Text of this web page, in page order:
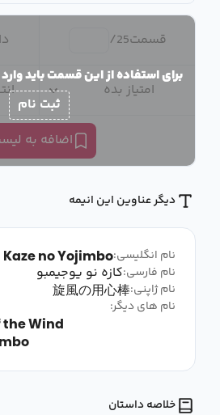
قسمت25
/
امتیاز بده
اضافه به
برای استفاده از این قسمت باید
ثبت نام
دیگر عناوین این انیمه
نام انگلیسی:Kaze no Yojimbo
نام فارسی:کازه نو یوجیمبو
نام ژاپنی:旋風の用心棒
نام های دیگر:
Wind
خلاصه داستان